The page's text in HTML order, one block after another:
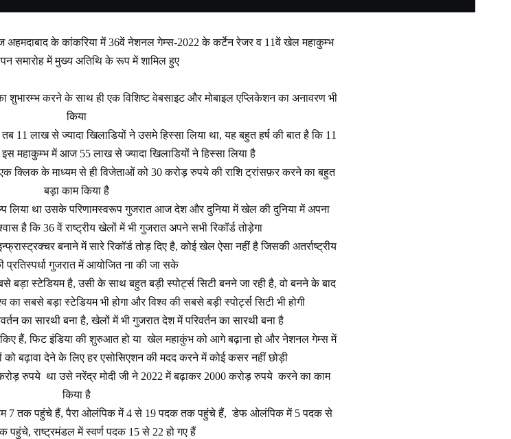
अहमदाबाद के कांकरिया में 36वें नेशनल गेम्स-2022 के कर्टेन रेजर व 11वें खेल महाकुम्भ
समारोह में मुख्य अतिथि के रूप में शामिल हुए
शुभारम्भ करने के साथ ही एक विशिष्ट वेबसाइट और मोबाइल एप्लिकेशन का अनावरण भी
किया
11 लाख से ज्यादा खिलाडियों ने उसमे हिस्सा लिया था, यह बहुत हर्ष की बात है कि 11
महाकुम्भ में आज 55 लाख से ज्यादा खिलाडियों ने हिस्सा लिया है
क्लिक के माध्यम से ही विजेताओं को 30 करोड़ रुपये की राशि ट्रांसफ़र करने का बहुत
बड़ा काम किया है
लिया था उसके परिणामस्वरूप गुजरात आज देश और दुनिया में खेल की दुनिया में अपना
है कि 36 वें राष्ट्रीय खेलों में भी गुजरात अपने सभी रिकॉर्ड तोड़ेगा
बनाने में सारे रिकॉर्ड तोड़ दिए है, कोई खेल ऐसा नहीं है जिसकी अतर्राष्ट्रीय
प्रतिस्पर्धा गुजरात में आयोजित ना की जा सके
बड़ा स्टेडियम है, उसी के साथ बहुत बड़ी स्पोर्ट्स सिटी बनने जा रही है, वो बनने के बाद
सबसे बड़ा स्टेडियम भी होगा और विश्व की सबसे बड़ी स्पोर्ट्स सिटी भी होगी
का सारथी बना है, खेलों में भी गुजरात देश में परिवर्तन का सारथी बना है
हैं, फिट इंडिया की शुरुआत हो या खेल महाकुंभ को आगे बढ़ाना हो और नेशनल गेम्स में
को बढ़ावा देने के लिए हर एसोसिएशन की मदद करने में कोई कसर नहीं छोड़ी
रुपये था उसे नरेंद्र मोदी जी ने 2022 में बढ़ाकर 2000 करोड़ रुपये करने का काम
किया है
7 तक पहुंचे हैं, पैरा ओलंपिक में 4 से 19 पदक तक पहुंचे हैं, डेफ ओलंपिक में 5 पदक से
पहुंचे, राष्ट्रमंडल में स्वर्ण पदक 15 से 22 हो गए हैं